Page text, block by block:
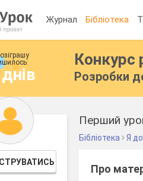
Журнал Бібліотека
Конкурс
Розробки
Перший
Бібліотека Я
Про